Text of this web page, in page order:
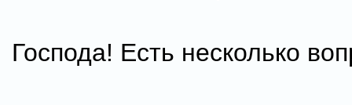
Господа! Есть несколько